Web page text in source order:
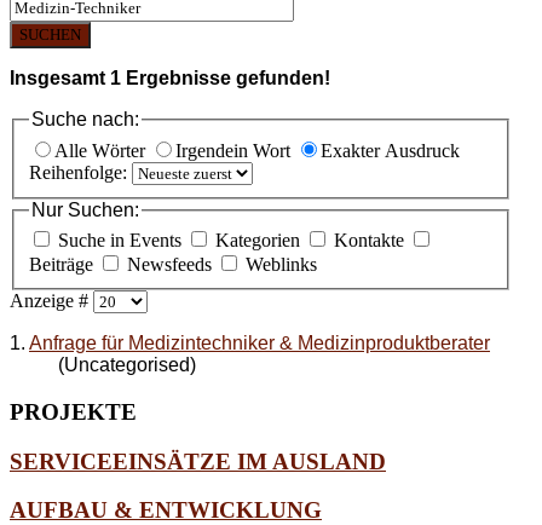
SUCHEN
Insgesamt 1 Ergebnisse gefunden!
Suche nach:
Alle Wörter
Irgendein Wort
Exakter Ausdruck
Reihenfolge:
Nur Suchen:
Suche in Events
Kategorien
Kontakte
Beiträge
Newsfeeds
Weblinks
Anzeige #
1. Anfrage für Medizintechniker & Medizinproduktberater
(Uncategorised)
PROJEKTE
SERVICEEINSÄTZE IM AUSLAND
AUFBAU & ENTWICKLUNG